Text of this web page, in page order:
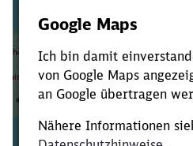
Verkürze die Ladezeit,